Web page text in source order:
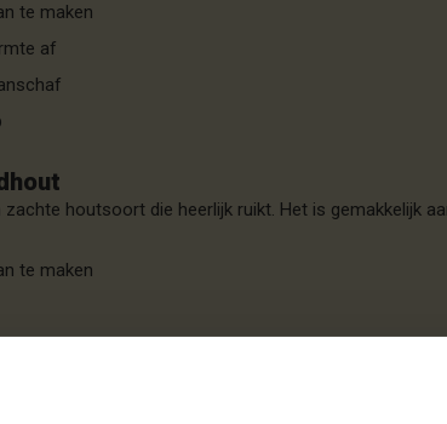
te maken
af
zachte houtsoort die heerlijk ruikt. Het is gemakkelijk
te maken